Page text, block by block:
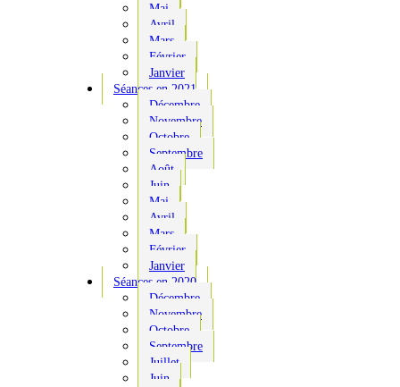
Mai
Avril
Mars
Février
Janvier
Séances en 2021
Décembre
Novembre
Octobre
Septembre
Août
Juin
Mai
Avril
Mars
Février
Janvier
Séances en 2020
Décembre
Novembre
Octobre
Septembre
Juillet
Juin